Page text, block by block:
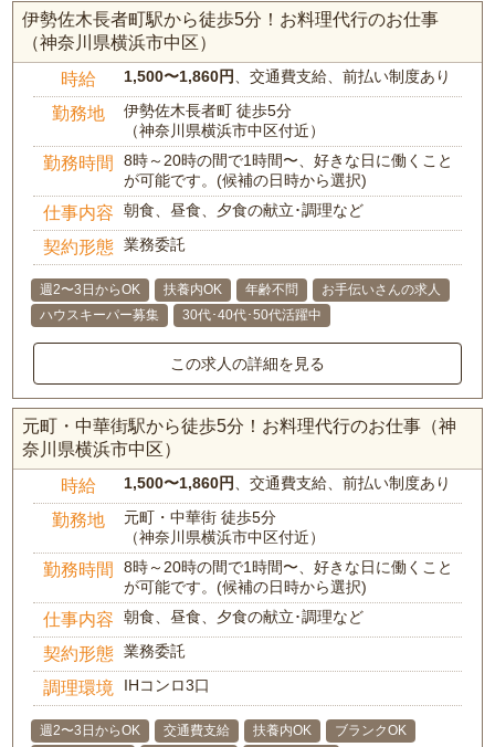
伊勢佐木長者町駅から徒歩5分！お料理代行のお仕事
（神奈川県横浜市中区）
時給 1,500〜1,860円 、交通費支給、前払い制度あり
勤務地
伊勢佐木長者町 徒歩5分
（神奈川県横浜市中区付近）
勤務時間
8時～20時の間で1時間〜、好きな日に働くこと
が可能です。(候補の日時から選択)
仕事内容 朝食、昼食、夕食の献立･調理など
契約形態 業務委託
週2〜3日からOK 扶養内OK 年齢不問
お手伝いさんの求人
ハウスキーパー募集
30代･40代･50代活躍中
この求人の詳細を見る
元町・中華街駅から徒歩5分！お料理代行のお仕事（神
奈川県横浜市中区）
時給 1,500〜1,860円 、交通費支給、前払い制度あり
勤務地
元町・中華街 徒歩5分
（神奈川県横浜市中区付近）
勤務時間
8時～20時の間で1時間〜、好きな日に働くこと
が可能です。(候補の日時から選択)
仕事内容 朝食、昼食、夕食の献立･調理など
契約形態 業務委託
調理環境 IHコンロ3口
週2〜3日からOK 交通費支給 扶養内OK
ブランクOK